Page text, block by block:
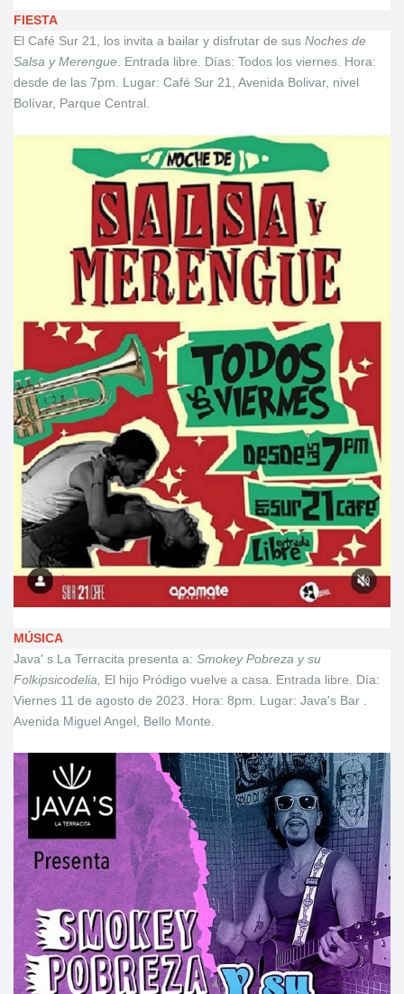
FIESTA
El Café Sur 21, los invita a bailar y disfrutar de sus Noches de
Salsa y Merengue . Entrada libre. Días: Todos los viernes. Hora:
desde de las 7pm. Lugar: Café Sur 21, Avenida Bolivar, nivel
Bolívar, Parque Central.
MÚSICA
Java' s La Terracita presenta a: Smokey Pobreza y su
Folkipsicodelia, El hijo Pródigo vuelve a casa. Entrada libre. Día:
Viernes 11 de agosto de 2023. Hora: 8pm. Lugar: Java's Bar .
Avenida Miguel Angel, Bello Monte.